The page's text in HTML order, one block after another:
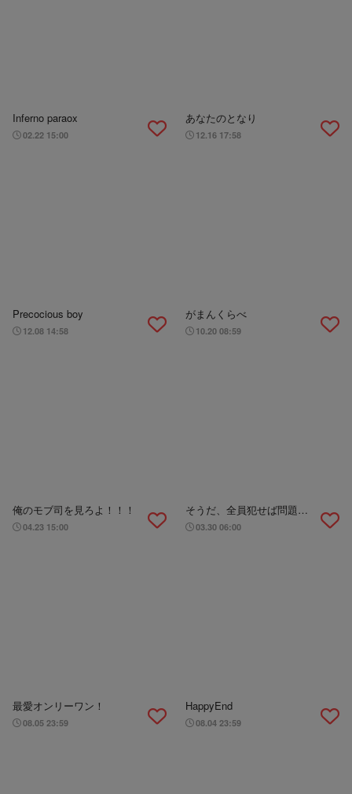
Inferno paraox
02.22 15:00
あなたのとなり
12.16 17:58
Precocious boy
12.08 14:58
がまんくらべ
10.20 08:59
俺のモブ司を見ろよ！！！
04.23 15:00
そうだ、全員犯せば問題な
くね？
03.30 06:00
最愛オンリーワン！
08.05 23:59
HappyEnd
08.04 23:59